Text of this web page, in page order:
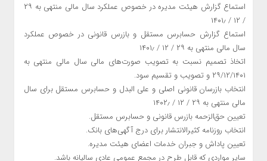
استماع گزارش هیئت مدیره در خصوص عملکرد سال مالی منتهی به ۲۹
/ ۱۲ / ۱۴۰۱٫
استماع گزارش حسابرس مستقل و بازرس قانونی در خصوص عملکرد
سال مالی منتهی به ۲۹ / ۱۲ / ۱۴۰۱٫
اتخاذ تصمیم نسبت به تصویب صورت‌های مالی سال مالی منتهی به
۲۹/۱۲/۱۴۰۱ و تصویب و تقسیم سود.
انتخاب بازرسان قانونی اصلی و علی البدل و حسابرس مستقل برای سال
مالی منتهی به ۲۹ / ۱۲ / ۱۴۰۲٫
تعیین حق‌الزحمه بازرس قانونی و حسابرس مستقل.
انتخاب روزنامه کثیرالانتشار برای درج آگهی‌های بانک.
تعیین پاداش و جبران خدمات اعضای هیئت مدیره.
سایر مواردی که قابل طرح در مجمع عمومی عادی سالیانه باشد.